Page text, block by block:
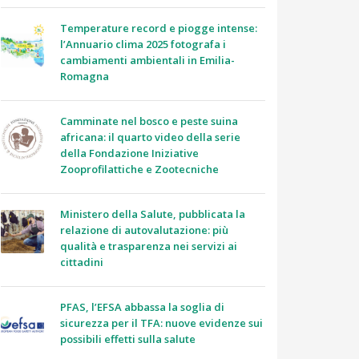
Temperature record e piogge intense:
l’Annuario clima 2025 fotografa i
cambiamenti ambientali in Emilia-
Romagna
Camminate nel bosco e peste suina
africana: il quarto video della serie
della Fondazione Iniziative
Zooprofilattiche e Zootecniche
Ministero della Salute, pubblicata la
relazione di autovalutazione: più
qualità e trasparenza nei servizi ai
cittadini
PFAS, l’EFSA abbassa la soglia di
sicurezza per il TFA: nuove evidenze sui
possibili effetti sulla salute